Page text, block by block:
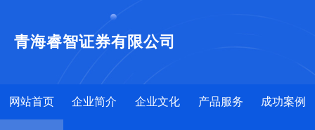
青海睿智证券有限公司
网站首页 企业简介 企业文化 产品服务 成功案例